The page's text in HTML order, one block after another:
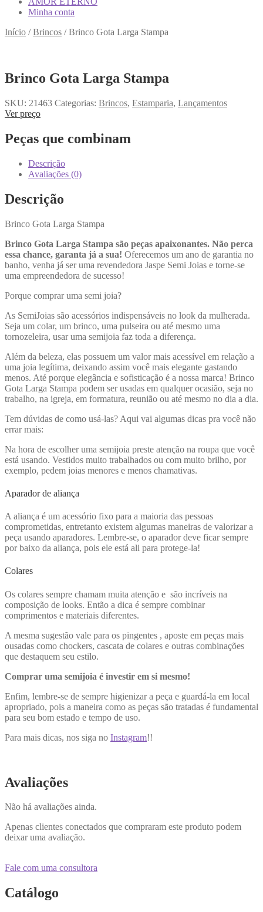
Minha conta
Início /Brincos /Brinco Gota Larga Stampa
Brinco Gota Larga Stampa
SKU: 21463 Categorias: Brincos, Estamparia, Lançamentos
Ver preço
Peças que combinam
Descrição
Avaliações (0)
Descrição
Brinco Gota Larga Stampa
Brinco Gota Larga Stampa são peças apaixonantes. Não perca
essa chance, garanta já a sua! Oferecemos um ano de garantia no
banho, venha já ser uma revendedora Jaspe Semi Joias e torne-se
uma empreendedora de sucesso!
Porque comprar uma semi joia?
As SemiJoias são acessórios indispensáveis no look da mulherada.
Seja um colar, um brinco, uma pulseira ou até mesmo uma
tornozeleira, usar uma semijoia faz toda a diferença.
Além da beleza, elas possuem um valor mais acessível em relação a
uma joia legítima, deixando assim você mais elegante gastando
menos. Até porque elegância e sofisticação é a nossa marca! Brinco
Gota Larga Stampa podem ser usadas em qualquer ocasião, seja no
trabalho, na igreja, em formatura, reunião ou até mesmo no dia a dia.
Tem dúvidas de como usá-las? Aqui vai algumas dicas pra você não
errar mais:
Na hora de escolher uma semijoia preste atenção na roupa que você
está usando. Vestidos muito trabalhados ou com muito brilho, por
exemplo, pedem joias menores e menos chamativas.
Aparador de aliança
A aliança é um acessório fixo para a maioria das pessoas
comprometidas, entretanto existem algumas maneiras de valorizar a
peça usando aparadores. Lembre-se, o aparador deve ficar sempre
por baixo da aliança, pois ele está ali para protege-la!
Colares
Os colares sempre chamam muita atenção e são incríveis na
composição de looks. Então a dica é sempre combinar
comprimentos e materiais diferentes.
A mesma sugestão vale para os pingentes , aposte em peças mais
ousadas como chockers, cascata de colares e outras combinações
que destaquem seu estilo.
Comprar uma semijoia é investir em si mesmo!
Enfim, lembre-se de sempre higienizar a peça e guardá-la em local
apropriado, pois a maneira como as peças são tratadas é fundamental
para seu bom estado e tempo de uso.
Para mais dicas, nos siga no Instagram!!
Avaliações
Não há avaliações ainda.
Apenas clientes conectados que compraram este produto podem
deixar uma avaliação.
Fale com uma consultora
Catálogo